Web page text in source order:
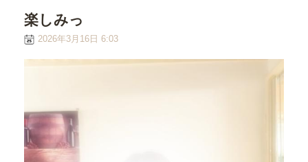
楽しみっ
2026年3月16日 6:03